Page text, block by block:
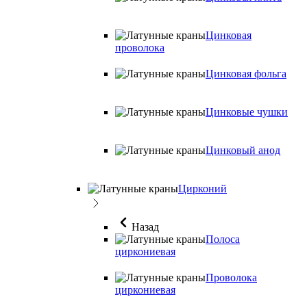
Цинковая
проволока
Цинковая фольга
Цинковые чушки
Цинковый анод
Цирконий
Назад
Полоса
циркониевая
Проволока
циркониевая